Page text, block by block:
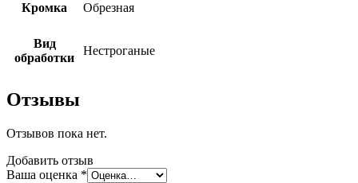
Кромка Обрезная
Вид
обработки
Нестроганые
Отзывы
Отзывов пока нет.
Добавить отзыв
Ваша оценка *